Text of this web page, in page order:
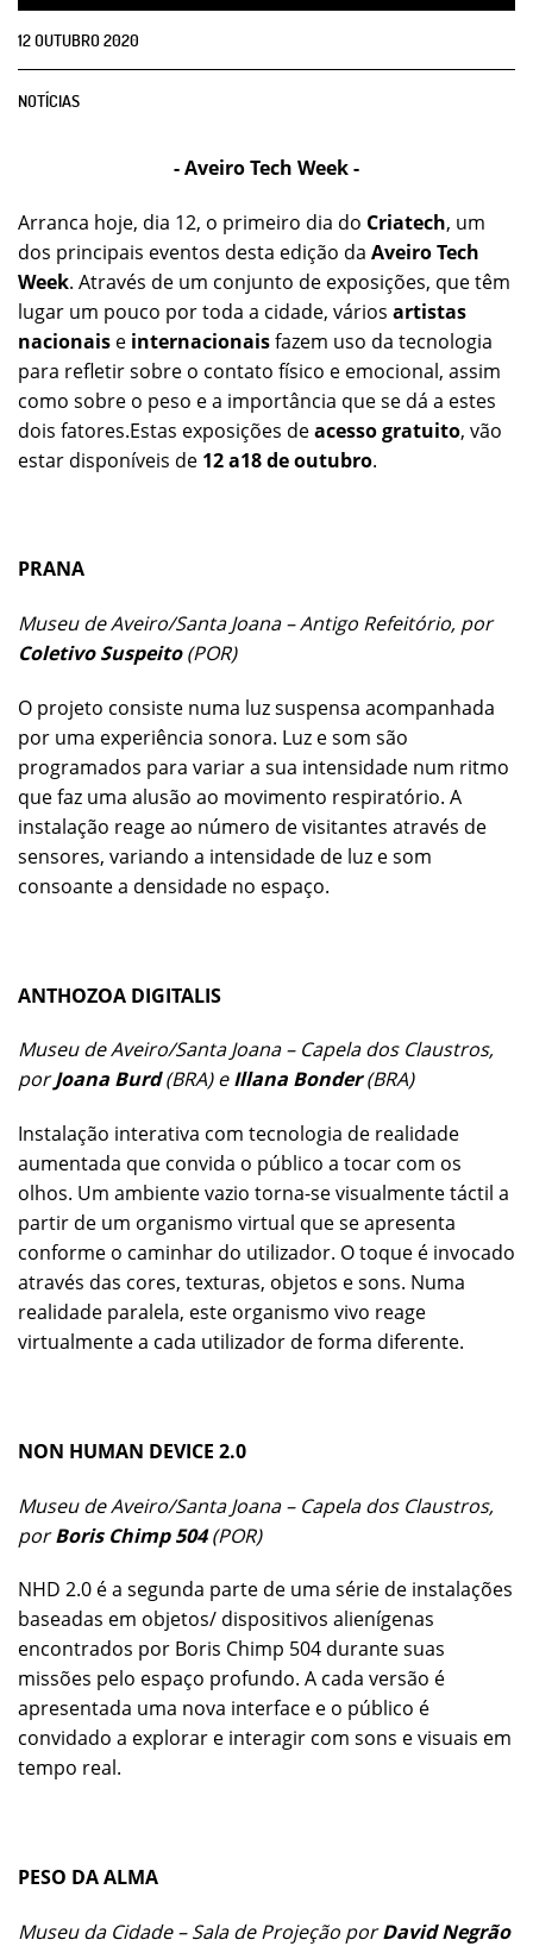
12OUTUBRO2020
NOTÍCIAS
- Aveiro Tech Week -
Arranca hoje, dia 12, o primeiro dia do Criatech, um
dos principais eventos desta edição da Aveiro Tech
Week. Através de um conjunto de exposições, que têm
lugar um pouco por toda a cidade, vários artistas
nacionais e internacionaisfazem uso da tecnologia
para refletir sobre o contato físico e emocional, assim
como sobre o peso e a importância que se dá a estes
dois fatores.Estas exposições deacesso gratuito, vão
estar disponíveis de 12 a18 de outubro.
PRANA
Museu de Aveiro/Santa Joana – Antigo Refeitório, por
Coletivo Suspeito(POR)
O projeto consiste numa luz suspensa acompanhada
por uma experiência sonora. Luz e som são
programados para variar a sua intensidade num ritmo
que faz uma alusão ao movimento respiratório. A
instalação reage ao número de visitantes através de
sensores, variando a intensidade de luz e som
consoante a densidade no espaço.
ANTHOZOA DIGITALIS
Museu de Aveiro/Santa Joana – Capela dos Claustros,
porJoana Burd(BRA) eIllana Bonder(BRA)
Instalação interativa com tecnologia de realidade
aumentada que convida o público a tocar com os
olhos. Um ambiente vazio torna-se visualmente táctil a
partir de um organismo virtual que se apresenta
conforme o caminhar do utilizador. O toque é invocado
através das cores, texturas, objetos e sons. Numa
realidade paralela, este organismo vivo reage
virtualmente a cada utilizador de forma diferente.
NON HUMAN DEVICE 2.0
Museu de Aveiro/Santa Joana – Capela dos Claustros,
porBoris Chimp 504(POR)
NHD 2.0 é a segunda parte de uma série de instalações
baseadas em objetos/ dispositivos alienígenas
encontrados por Boris Chimp 504 durante suas
missões pelo espaço profundo. A cada versão é
apresentada uma nova interface e o público é
convidado a explorar e interagir com sons e visuais em
tempo real.
PESO DA ALMA
Museu da Cidade – Sala de Projeção porDavid Negrão